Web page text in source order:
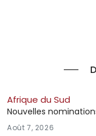
Afrique du Sud
Nouvelles
Août 7, 2026